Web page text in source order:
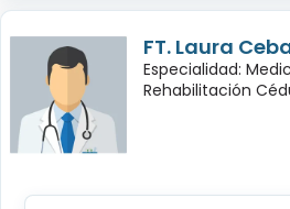
FT. Laura
Especialidad:
Rehabilitación